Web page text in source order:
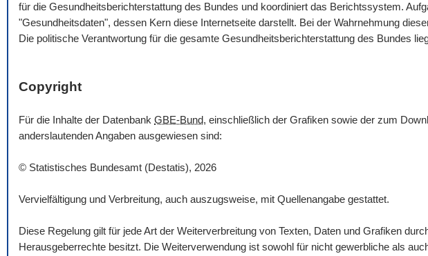
für die Gesundheitsberichterstattung des Bundes und koordiniert das Berichtssystem.
"Gesundheitsdaten", dessen Kern diese Internetseite darstellt. Bei der Wahrnehmung
Die politische Verantwortung für die gesamte Gesundheitsberichterstattung des Bundes
Copyright
Für die Inhalte der Datenbank GBE-Bund, einschließlich der Grafiken sowie der zum
anderslautenden Angaben ausgewiesen sind:
© Statistisches Bundesamt (Destatis), 2026
Vervielfältigung und Verbreitung, auch auszugsweise, mit Quellenangabe gestattet.
Diese Regelung gilt für jede Art der Weiterverbreitung von Texten, Daten und Grafiken
Herausgeberrechte besitzt. Die Weiterverwendung ist sowohl für nicht gewerbliche als